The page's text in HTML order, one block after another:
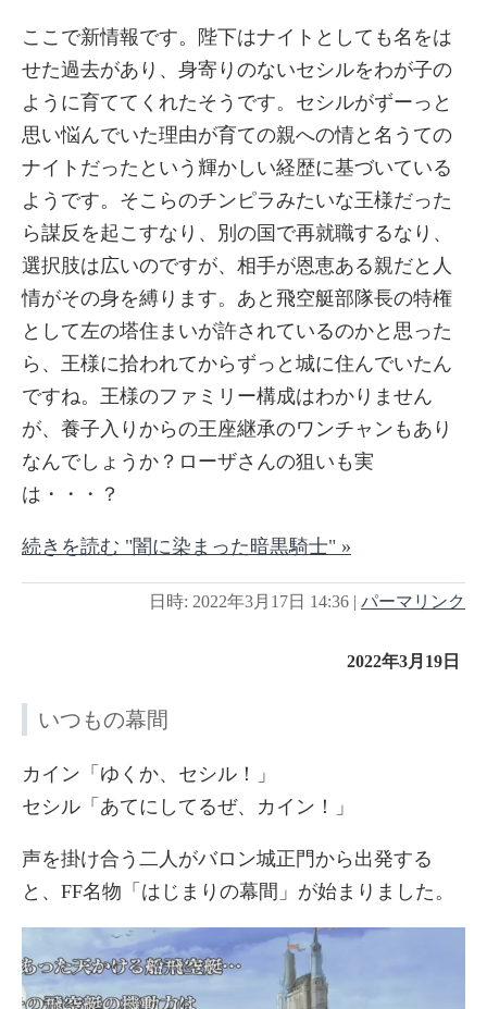
ここで新情報です。陛下はナイトとしても名をは
せた過去があり、身寄りのないセシルをわが子の
ように育ててくれたそうです。セシルがずーっと
思い悩んでいた理由が育ての親への情と名うての
ナイトだったという輝かしい経歴に基づいている
ようです。そこらのチンピラみたいな王様だった
ら謀反を起こすなり、別の国で再就職するなり、
選択肢は広いのですが、相手が恩恵ある親だと人
情がその身を縛ります。あと飛空艇部隊長の特権
として左の塔住まいが許されているのかと思った
ら、王様に拾われてからずっと城に住んでいたん
ですね。王様のファミリー構成はわかりません
が、養子入りからの王座継承のワンチャンもあり
なんでしょうか？ローザさんの狙いも実
は・・・？
続きを読む "闇に染まった暗黒騎士" »
日時: 2022年3月17日 14:36 | パーマリンク
2022年3月19日
いつもの幕間
カイン「ゆくか、セシル！」
セシル「あてにしてるぜ、カイン！」
声を掛け合う二人がバロン城正門から出発する
と、FF名物「はじまりの幕間」が始まりました。